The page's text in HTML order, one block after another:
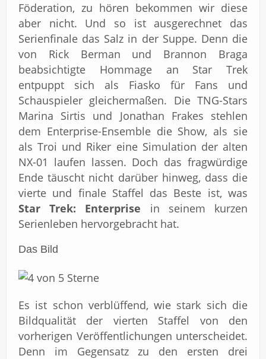
Föderation, zu hören bekommen wir diese
aber nicht. Und so ist ausgerechnet das
Serienfinale das Salz in der Suppe. Denn die
von Rick Berman und Brannon Braga
beabsichtigte Hommage an Star Trek
entpuppt sich als Fiasko für Fans und
Schauspieler gleichermaßen. Die TNG-Stars
Marina Sirtis und Jonathan Frakes stehlen
dem Enterprise-Ensemble die Show, als sie
als Troi und Riker eine Simulation der alten
NX-01 laufen lassen. Doch das fragwürdige
Ende täuscht nicht darüber hinweg, dass die
vierte und finale Staffel das Beste ist, was
Star Trek: Enterprise in seinem kurzen
Serienleben hervorgebracht hat.
Das Bild
Es ist schon verblüffend, wie stark sich die
Bildqualität der vierten Staffel von den
vorherigen Veröffentlichungen unterscheidet.
Denn im Gegensatz zu den ersten drei